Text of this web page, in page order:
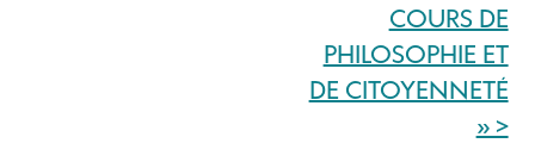
COURS DE
PHILOSOPHIE ET
DE CITOYENNETÉ
» >